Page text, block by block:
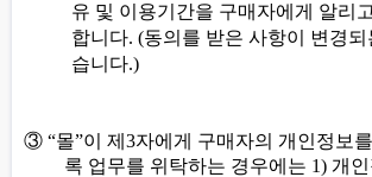
유 및 이용기간을 구매자에게 알리
합니다. (동의를 받은 사항이 변경
습니다.)
③ “몰”이 제 3자에게 구매자의 개인정보
록 업무를 위탁하는 경우에는 1) 개